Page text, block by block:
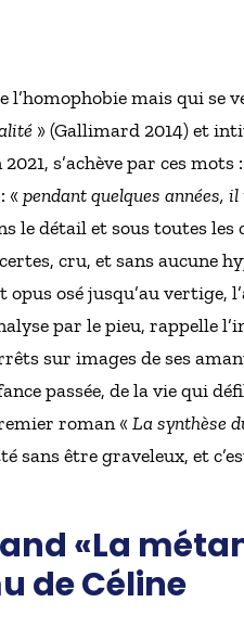
mais qui se
» (Gallimard 2014) et
s’achève par ces mots
« pendant quelques années,
le détail et sous toutes les
cru, et sans aucune
opus osé jusqu’au vertige,
par le pieu, rappelle
sur images de ses
passée, de la vie qui
roman « La synthèse
sans être graveleux, et
«La
de Céline